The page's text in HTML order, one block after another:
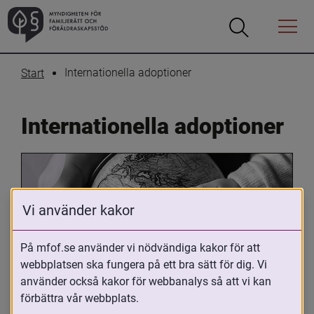
Öppna
Öppna
Menyn
Start Internationella adoptioner
Internationella adoptioner
Oavsett om du är adopterad,
adoptivförälder eller arbetar med
Vi använder kakor
På mfof.se använder vi nödvändiga kakor för att
webbplatsen ska fungera på ett bra sätt för dig. Vi
använder också kakor för webbanalys så att vi kan
förbättra vår webbplats.